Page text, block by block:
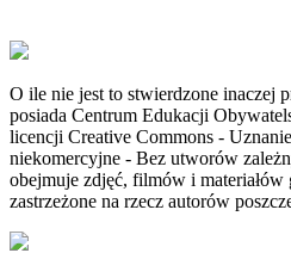
O ile nie jest to stwierdzone inaczej
posiada Centrum Edukacji
licencji Creative Commons -
niekomercyjne - Bez utworów
obejmuje zdjęć, filmów i
zastrzeżone na rzecz autorów